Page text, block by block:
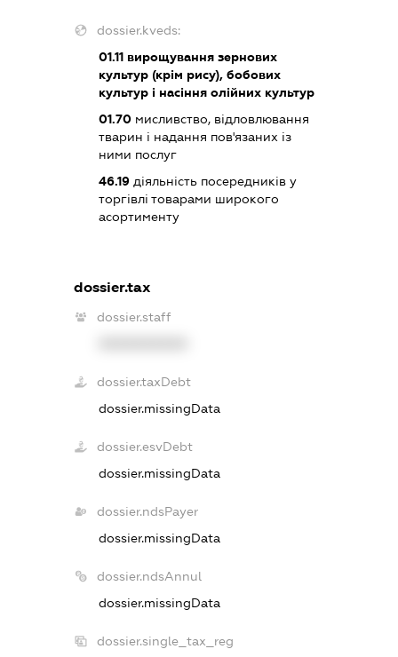
dossier.kveds:
01.11 вирощування зернових
культур (крім рису), бобових
культур і насіння олійних культур
01.70 мисливство, відловлювання
тварин і надання пов'язаних із
ними послуг
46.19 діяльність посередників у
торгівлі товарами широкого
асортименту
dossier.tax
dossier.staff
dossier.taxDebt
dossier.missingData
dossier.esvDebt
dossier.missingData
dossier.ndsPayer
dossier.missingData
dossier.ndsAnnul
dossier.missingData
dossier.single_tax_reg